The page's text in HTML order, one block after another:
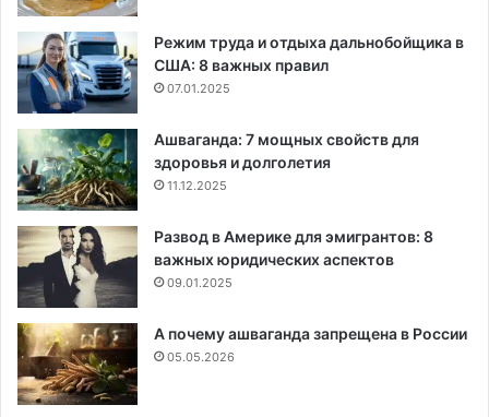
Режим труда и отдыха дальнобойщика в
США: 8 важных правил
07.01.2025
Ашваганда: 7 мощных свойств для
здоровья и долголетия
11.12.2025
Развод в Америке для эмигрантов: 8
важных юридических аспектов
09.01.2025
А почему ашваганда запрещена в России
05.05.2026